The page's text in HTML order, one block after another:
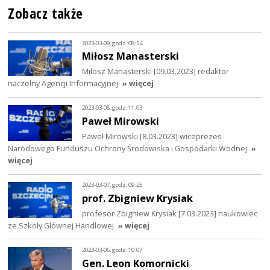
Zobacz także
2023-03-09, godz. 08:54
Miłosz Manasterski
Miłosz Manasterski [09.03.2023] redaktor
naczelny Agencji Informacyjnej » więcej
2023-03-08, godz. 11:03
Paweł Mirowski
Paweł Mirowski [8.03.2023] wiceprezes
Narodowego Funduszu Ochrony Środowiska i Gospodarki Wodnej »
więcej
2023-03-07, godz. 09:25
prof. Zbigniew Krysiak
profesor Zbigniew Krysiak [7.03.2023] naukowiec
ze Szkoły Głównej Handlowej » więcej
2023-03-06, godz. 10:07
Gen. Leon Komornicki